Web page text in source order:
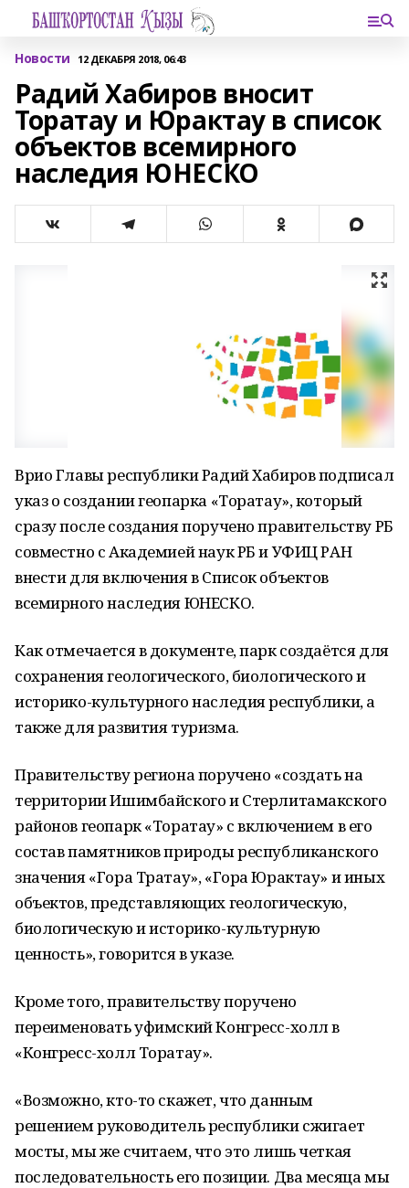
Новости 12 ДЕКАБРЯ 2018, 06:43
Радий Хабиров вносит
Торатау и Юрактау в список
объектов всемирного
наследия ЮНЕСКО
Врио Главы республики Радий Хабиров подписал
указ о создании геопарка «Торатау», который
сразу после создания поручено правительству РБ
совместно с Академией наук РБ и УФИЦ РАН
внести для включения в Список объектов
всемирного наследия ЮНЕСКО.
Как отмечается в документе, парк создаётся для
сохранения геологического, биологического и
историко-культурного наследия республики, а
также для развития туризма.
Правительству региона поручено «создать на
территории Ишимбайского и Стерлитамакского
районов геопарк «Торатау» с включением в его
состав памятников природы республиканского
значения «Гора Тратау», «Гора Юрактау» и иных
объектов, представляющих геологическую,
биологическую и историко-культурную
ценность», говорится в указе.
Кроме того, правительству поручено
переименовать уфимский Конгресс-холл в
«Конгресс-холл Торатау».
«Возможно, кто-то скажет, что данным
решением руководитель республики сжигает
мосты, мы же считаем, что это лишь четкая
последовательность его позиции. Два месяца мы